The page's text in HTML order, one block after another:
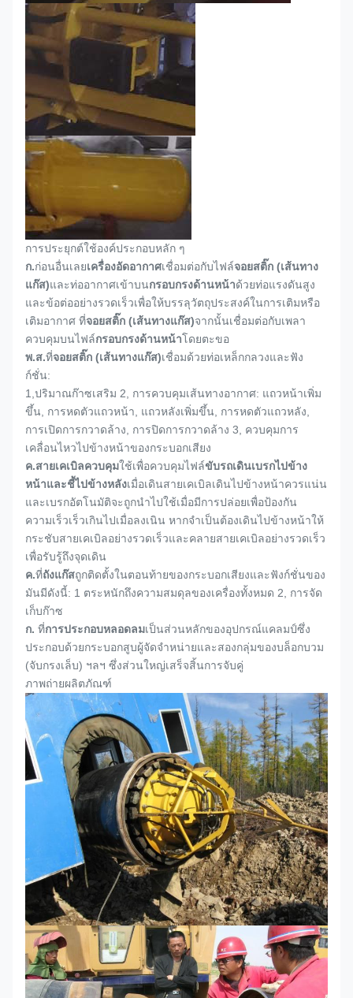
การประยุกต์ใช้องค์ประกอบหลัก ๆ
ก.ก่อนอื่นเลยเครื่องอัดอากาศเชื่อมต่อกับไฟล์จอยสติ๊ก (เส้นทาง
แก๊ส)และท่ออากาศเข้าบนกรอบกรงด้านหน้าด้วยท่อแรงดันสูง
และข้อต่ออย่างรวดเร็วเพื่อให้บรรลุวัตถุประสงค์ในการเติมหรือ
เติมอากาศ ที่จอยสติ๊ก (เส้นทางแก๊ส)จากนั้นเชื่อมต่อกับเพลา
ควบคุมบนไฟล์กรอบกรงด้านหน้าโดยตะขอ
พ.ส.ที่จอยสติ๊ก (เส้นทางแก๊ส)เชื่อมด้วยท่อเหล็กกลวงและฟัง
ก์ชั่น:
1, ปริมาณก๊าซเสริม 2, การควบคุมเส้นทางอากาศ: แถวหน้าเพิ่ม
ขึ้น, การหดตัวแถวหน้า, แถวหลังเพิ่มขึ้น, การหดตัวแถวหลัง,
การเปิดการกวาดล้าง, การปิดการกวาดล้าง 3, ควบคุมการ
เคลื่อนไหวไปข้างหน้าของกระบอกเสียง
ค.สายเคเบิลควบคุมใช้เพื่อควบคุมไฟล์ขับรถเดินเบรกไปข้าง
หน้าและชี้ไปข้างหลังเมื่อเดินสายเคเบิลเดินไปข้างหน้าควรแน่น
และเบรกอัตโนมัติจะถูกนำไปใช้เมื่อมีการปล่อยเพื่อป้องกัน
ความเร็วเร็วเกินไปเมื่อลงเนิน หากจำเป็นต้องเดินไปข้างหน้าให้
กระชับสายเคเบิลอย่างรวดเร็วและคลายสายเคเบิลอย่างรวดเร็ว
เพื่อรับรู้ถึงจุดเดิน
ค.ที่ถังแก๊สถูกติดตั้งในตอนท้ายของกระบอกเสียงและฟังก์ชั่นของ
มันมีดังนี้: 1 ตระหนักถึงความสมดุลของเครื่องทั้งหมด 2, การจัด
เก็บก๊าซ
ก. ที่การประกอบหลอดลมเป็นส่วนหลักของอุปกรณ์แคลมป์ซึ่ง
ประกอบด้วยกระบอกสูบผู้จัดจำหน่ายและสองกลุ่มของบล็อกบวม
(จับกรงเล็บ) ฯลฯ ซึ่งส่วนใหญ่เสร็จสิ้นการจับคู่
ภาพถ่ายผลิตภัณฑ์